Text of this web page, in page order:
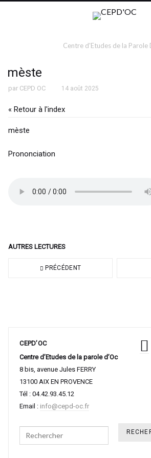
Centre d'Etudes de la Parole
mèste
par CEPD OC 14 août 2025
« Retour à l'index
mèste
Prononciation
AUTRES LECTURES
PRÉCÉDENT
CEPD’OC
Centre d’Etudes de la parole d’Oc
8 bis, avenue Jules FERRY
13100 AIX EN PROVENCE
Tél : 04.42.93.45.12
Email : info@cepd-oc.fr
Search